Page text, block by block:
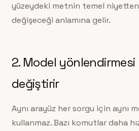
yüzeydeki metnin temel
değişeceği anlamına gelir.
2. Model
değiştirir
Aynı arayüz her sorgu için aynı
kullanmaz. Bazı komutlar daha